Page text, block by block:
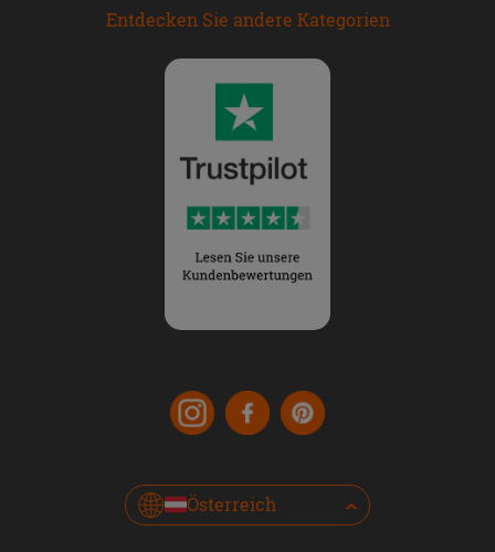
Entdecken Sie andere Kategorien
Österreich